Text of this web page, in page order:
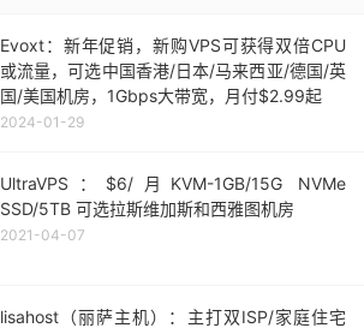
Evoxt：新年促销，新购VPS可获得双倍CPU
或流量，可选中国香港/日本/马来西亚/德国/英
国/美国机房，1Gbps大带宽，月付$2.99起
2024-01-29
UltraVPS：$6/月KVM-1GB/15G NVMe
SSD/5TB 可选拉斯维加斯和西雅图机房
2021-04-07
lisahost（丽萨主机）：主打双ISP/家庭住宅